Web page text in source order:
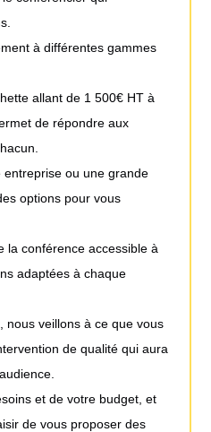
à différentes gammes
allant de 1 500€ HT à
de répondre aux
ou une grande
options pour vous
la conférence accessible à
adaptées à chaque
nous veillons à ce que vous
de qualité qui aura
et de votre budget, et
de vous proposer des